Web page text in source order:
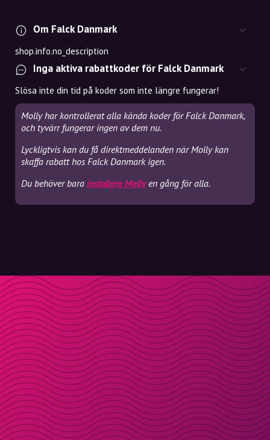
Om Falck Danmark
shop.info.no_description
Inga aktiva rabattkoder för Falck Danmark
Slösa inte din tid på koder som inte längre fungerar!
Molly har kontrollerat alla kända koder för Falck Danmark,
och tyvärr fungerar ingen av dem nu.
Lyckligtvis kan du få direktmeddelanden när Molly kan
skaffa rabatt hos Falck Danmark igen.
Du behöver bara installera Mollyen gång för alla.